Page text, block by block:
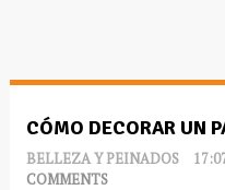
CÓMO DECORAR UN
BELLEZA Y PEINADOS
COMMENTS